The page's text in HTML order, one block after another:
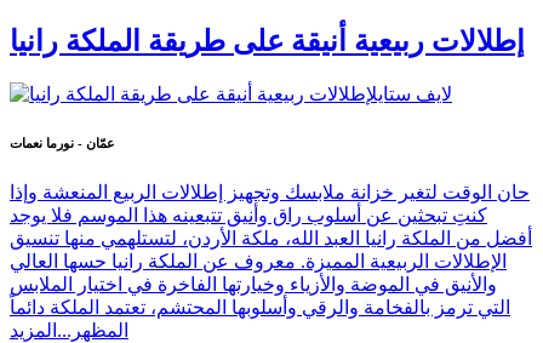
إطلالات ربيعية أنيقة على طريقة الملكة رانيا
عمّان - نورما نعمات
حان الوقت لتغير خزانة ملابسك وتجهيز إطلالات الربيع المنعشة وإذا
كنتِ تبحثين عن أسلوب راق وأنيق تتبعينه هذا الموسم فلا يوجد
أفضل من الملكة رانيا العبد الله، ملكة الأردن، لتستلهمي منها تنسيق
الإطلالات الربيعية المميزة. معروف عن الملكة رانيا حسها العالي
والأنيق في الموضة والأزياء وخيارتها الفاخرة في اختيار الملابس
التي ترمز بالفخامة والرقي وأسلوبها المحتشم، تعتمد الملكة دائماً
المظهر... المزيد